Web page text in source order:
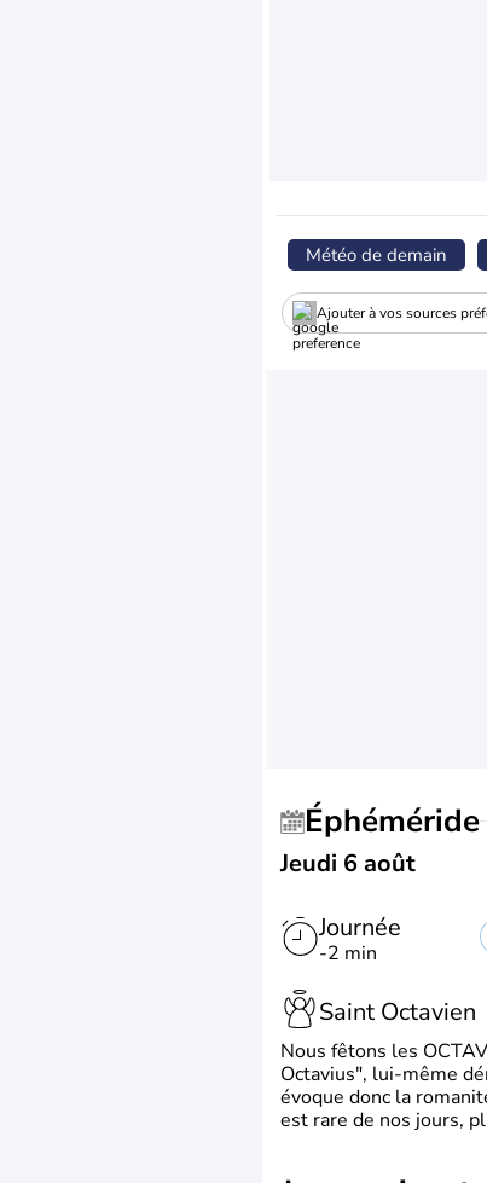
Météo de demain
Ajouter à vos sources
Éphéméride
Jeudi 6 août
Journée
-2 min
Saint Octavien
Nous fêtons les
Octavius", lui-même
évoque donc la
est rare de nos jours,